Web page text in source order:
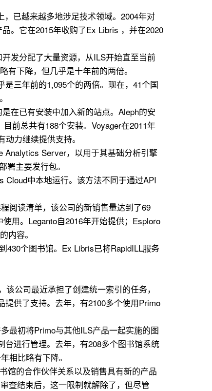
已越来越多地涉足技术领域。2004年对
。它在2015年收购了Ex Libris ，并在2020
发分配了大量资源，从ILS开始直至当前
下降，但几乎是十年前的两倍。
三年前的1,095个的两倍。现在，41个国
在已有安装中加入新的站点。Aleph的安
前总共有188个安装。Voyager在2011年
力继续提供支持。
Analytics Server，以用于其基础分析引擎
主要发行包。
Cloud中本地运行。该方法不同于通过API
阅读清单，该公司的新销售量达到了69
用。Leganto自2016年开始提供；Esploro
内容。
430个图书馆。Ex Libris已将RapidILL服务
公司最近承担了创建统一索引的任务，
供了支持。去年，有2100多个使用Primo
最初将Primo与其他ILS产品一起实施的图
进行管理。去年，有208多个图书馆系统
相比略有下降。
馆的合作伙伴关系以及销售具有新的产品
查结束后，这一限制就解除了，但尽管